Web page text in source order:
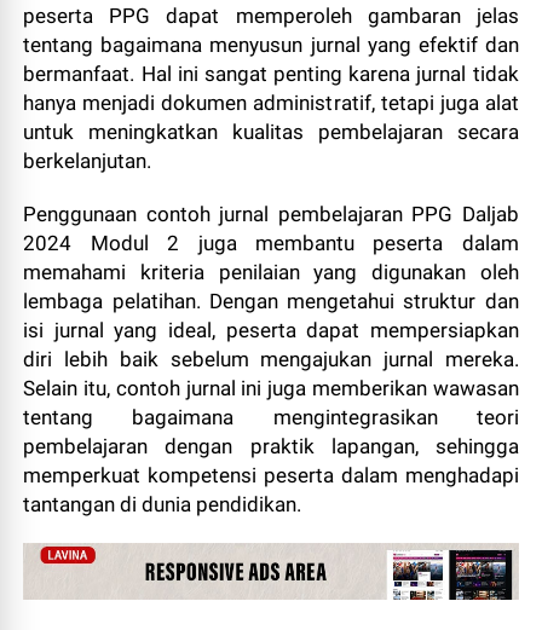
peserta PPG dapat memperoleh gambaran jelas
tentang bagaimana menyusun jurnal yang efektif dan
bermanfaat. Hal ini sangat penting karena jurnal tidak
hanya menjadi dokumen administratif, tetapi juga alat
untuk meningkatkan kualitas pembelajaran secara
berkelanjutan.
Penggunaan contoh jurnal pembelajaran PPG Daljab
2024 Modul 2 juga membantu peserta dalam
memahami kriteria penilaian yang digunakan oleh
lembaga pelatihan. Dengan mengetahui struktur dan
isi jurnal yang ideal, peserta dapat mempersiapkan
diri lebih baik sebelum mengajukan jurnal mereka.
Selain itu, contoh jurnal ini juga memberikan wawasan
tentang bagaimana mengintegrasikan teori
pembelajaran dengan praktik lapangan, sehingga
memperkuat kompetensi peserta dalam menghadapi
tantangan di dunia pendidikan.